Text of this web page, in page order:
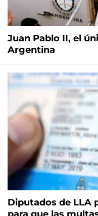
Juan Pablo II, el
Argentina
Diputados de LLA